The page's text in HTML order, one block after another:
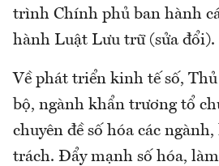
trình Chính phủ ban hành
hành Luật Lưu trữ (sửa đổi).
Về phát triển kinh tế số, Thủ
bộ, ngành khẩn trương tổ
chuyên đề số hóa các
trách. Đẩy mạnh số hóa,